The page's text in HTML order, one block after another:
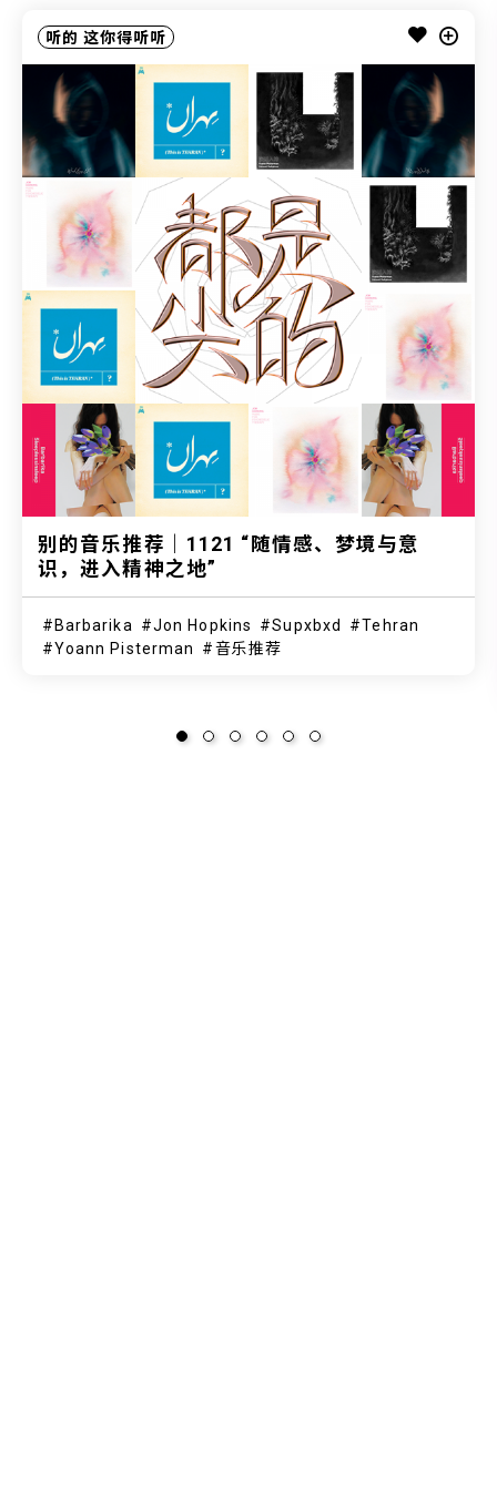
听的 这你得听听
别的音乐推荐｜1121 “随情感、梦境与意
识，进入精神之地”
Barbarika Jon Hopkins Supxbxd
Tehran
Yoann Pisterman
音乐推荐